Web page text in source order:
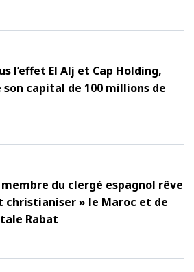
l’effet El Alj et Cap Holding,
capital de 100 millions de
du clergé espagnol rêve
christianiser » le Maroc et de
Rabat